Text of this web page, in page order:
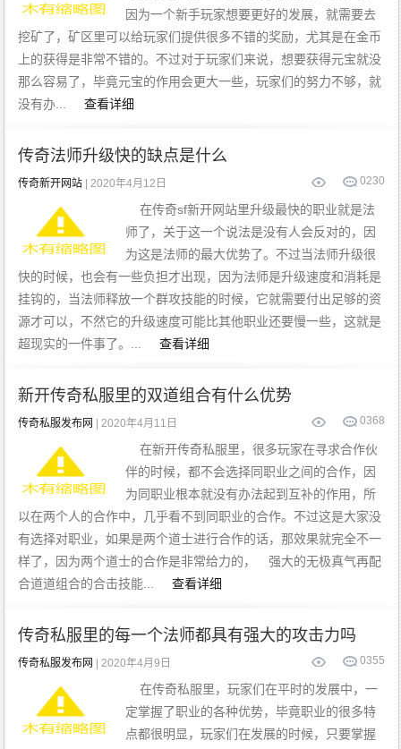
因为一个新手玩家想要更好的发展，就需要去
挖矿了，矿区里可以给玩家们提供很多不错的奖励，尤其是在金币
上的获得是非常不错的。不过对于玩家们来说，想要获得元宝就没
那么容易了，毕竟元宝的作用会更大一些，玩家们的努力不够，就
没有办...
查看详细
传奇法师升级快的缺点是什么
230
0
传奇新开网站 | 2020年4月12日
在传奇sf新开网站里升级最快的职业就是法
师了，关于这一个说法是没有人会反对的，因
为这是法师的最大优势了。不过当法师升级很
快的时候，也会有一些负担才出现，因为法师是升级速度和消耗是
挂钩的，当法师释放一个群攻技能的时候，它就需要付出足够的资
源才可以，不然它的升级速度可能比其他职业还要慢一些，这就是
超现实的一件事了。...
查看详细
新开传奇私服里的双道组合有什么优势
368
0
传奇私服发布网 | 2020年4月11日
在新开传奇私服里，很多玩家在寻求合作伙
伴的时候，都不会选择同职业之间的合作，因
为同职业根本就没有办法起到互补的作用，所
以在两个人的合作中，几乎看不到同职业的合作。不过这是大家没
有选择对职业，如果是两个道士进行合作的话，那效果就完全不一
样了，因为两个道士的合作是非常给力的， 强大的无极真气再配
合道道组合的合击技能...
查看详细
传奇私服里的每一个法师都具有强大的攻击力吗
355
0
传奇私服发布网 | 2020年4月9日
在传奇私服里，玩家们在平时的发展中，一
定掌握了职业的各种优势，毕竟职业的很多特
点都很明显，玩家们在发展的时候，只要掌握